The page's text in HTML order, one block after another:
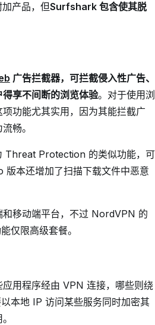
产品，但Surfshark 包含使其脱
广告拦截器，可拦截侵入性广告、
享不间断的浏览体验。对于使用浏
功能尤其实用，因为其能拦截广
畅。
Threat Protection 的类似功能，可
版本还增加了扫描下载文件中恶意
和移动端平台，不过 NordVPN 的
仅限高级套餐。
用程序经由 VPN 连接，哪些则绕
本地 IP 访问某些服务同时加密其